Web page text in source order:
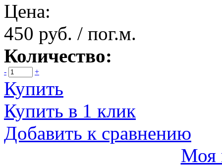
Цена:
450 руб. / пог.м.
Количество:
- +
Купить
Купить в 1 клик
Добавить к сравнению
Моя